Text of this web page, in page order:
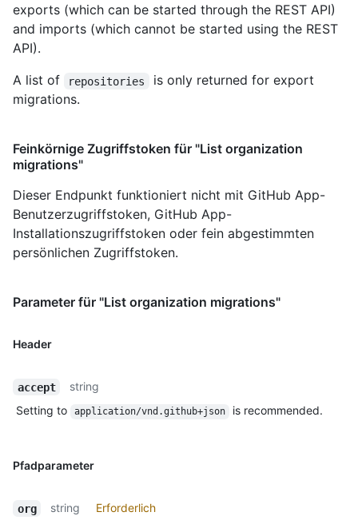
exports (which can be started through the REST API)
and imports (which cannot be started using the REST
API).
A list of
repositories
is only returned for export
migrations.
Feinkörnige Zugriffstoken für "List organization
migrations"
Dieser Endpunkt funktioniert nicht mit GitHub App-
Benutzerzugriffstoken, GitHub App-
Installationszugriffstoken oder fein abgestimmten
persönlichen Zugriffstoken.
Parameter für "List organization migrations"
Header
accept
string
Setting to
application/vnd.github+json is recommended.
Pfadparameter
org string
Erforderlich